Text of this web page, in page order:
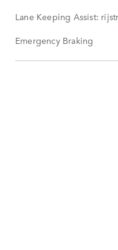
Lane Keeping Assist:
Emergency Braking